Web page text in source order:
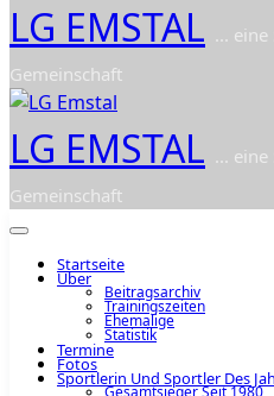
LG EMSTAL ...
Gemeinschaft
LG EMSTAL ...
Gemeinschaft
Startseite
Über
Beitragsarchiv
Trainingszeiten
Ehemalige
Statistik
Termine
Fotos
Sportlerin Und Sportler Des
Gesamtsieger Seit 1980